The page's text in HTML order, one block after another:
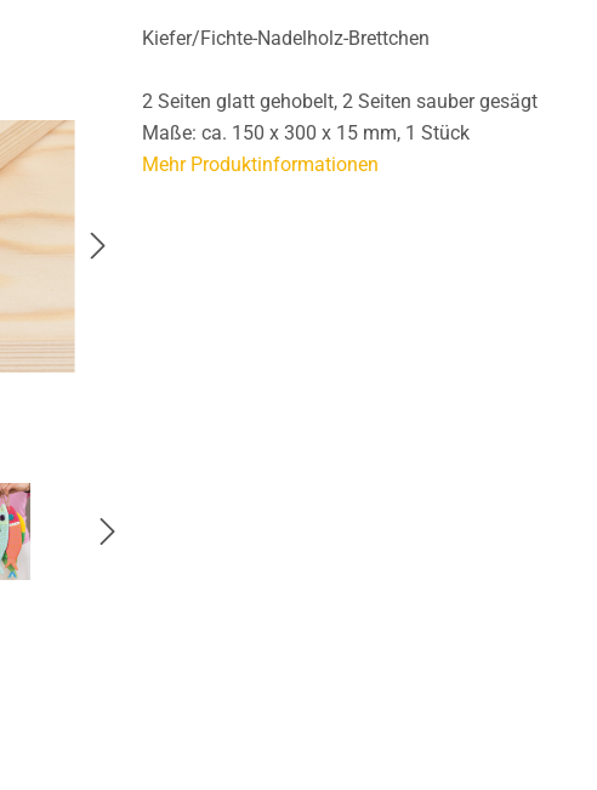
Kiefer/Fichte-Nadelholz-Brettchen
2 Seiten glatt gehobelt, 2 Seiten sauber gesägt
Maße: ca. 150 x 300 x 15 mm, 1 Stück
Mehr Produktinformationen